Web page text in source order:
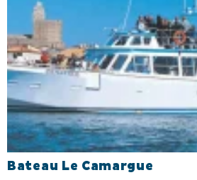
Bateau Le Camargue